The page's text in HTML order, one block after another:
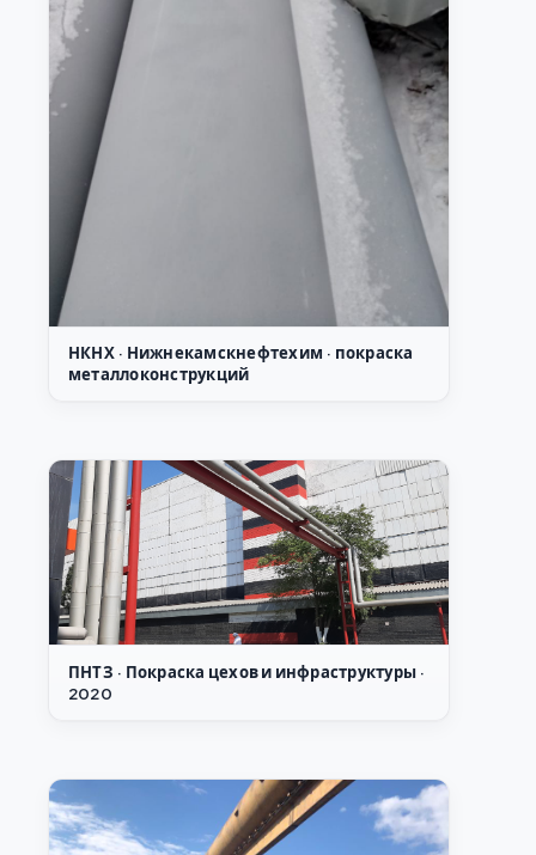
НКНХ · Нижнекамскнефтехим · покраска
металлоконструкций
ПНТЗ · Покраска цехов и инфраструктуры ·
2020